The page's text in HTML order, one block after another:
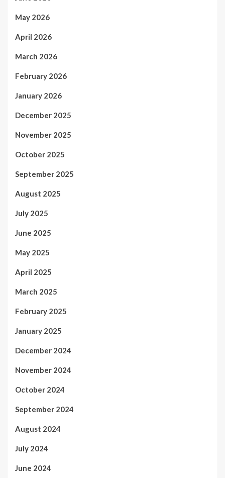
May 2026
April 2026
March 2026
February 2026
January 2026
December 2025
November 2025
October 2025
September 2025
August 2025
July 2025
June 2025
May 2025
April 2025
March 2025
February 2025
January 2025
December 2024
November 2024
October 2024
September 2024
August 2024
July 2024
June 2024